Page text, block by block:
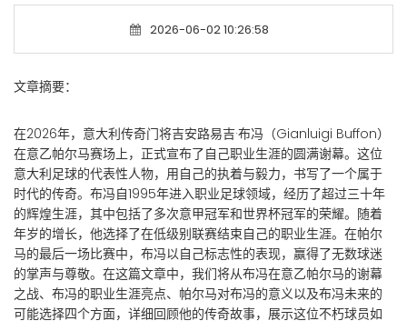
2026-06-02 10:26:58
文章摘要：
在2026年，意大利传奇门将吉安路易吉·布冯（Gianluigi Buffon）
在意乙帕尔马赛场上，正式宣布了自己职业生涯的圆满谢幕。这位
意大利足球的代表性人物，用自己的执着与毅力，书写了一个属于
时代的传奇。布冯自1995年进入职业足球领域，经历了超过三十年
的辉煌生涯，其中包括了多次意甲冠军和世界杯冠军的荣耀。随着
年岁的增长，他选择了在低级别联赛结束自己的职业生涯。在帕尔
马的最后一场比赛中，布冯以自己标志性的表现，赢得了无数球迷
的掌声与尊敬。在这篇文章中，我们将从布冯在意乙帕尔马的谢幕
之战、布冯的职业生涯亮点、帕尔马对布冯的意义以及布冯未来的
可能选择四个方面，详细回顾他的传奇故事，展示这位不朽球员如